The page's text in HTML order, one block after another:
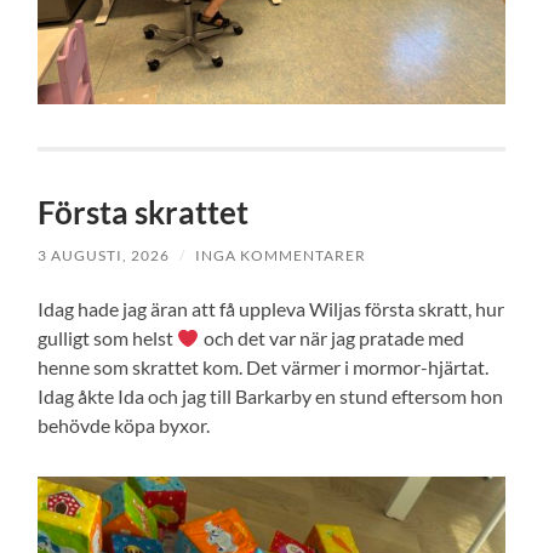
Första skrattet
3 AUGUSTI, 2026 / INGA KOMMENTARER
Idag hade jag äran att få uppleva Wiljas första skratt, hur
gulligt som helst
och det var när jag pratade med
henne som skrattet kom. Det värmer i mormor-hjärtat.
Idag åkte Ida och jag till Barkarby en stund eftersom hon
behövde köpa byxor.